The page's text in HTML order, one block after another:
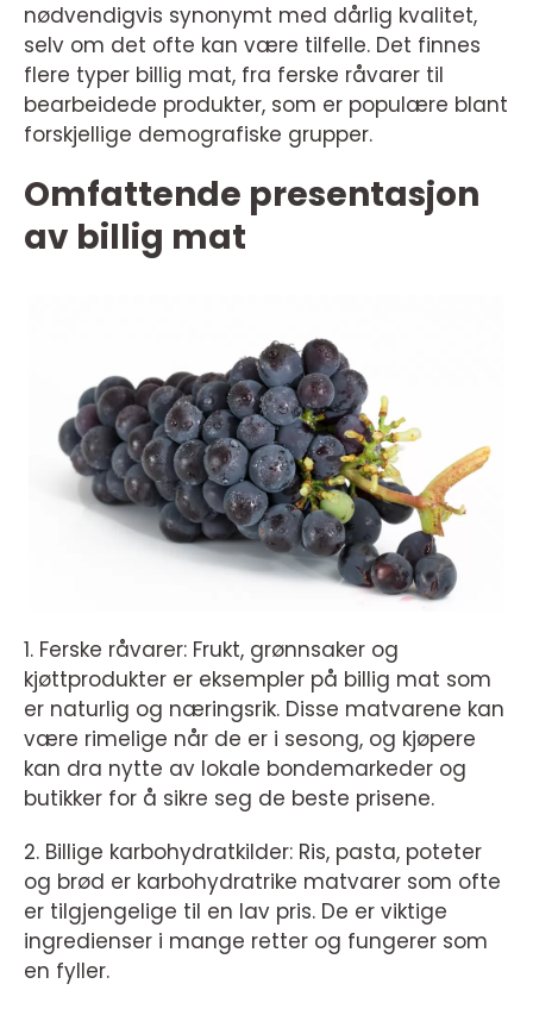
nødvendigvis synonymt med dårlig kvalitet,
selv om det ofte kan være tilfelle. Det finnes
flere typer billig mat, fra ferske råvarer til
bearbeidede produkter, som er populære blant
forskjellige demografiske grupper.
Omfattende presentasjon
av billig mat
1. Ferske råvarer: Frukt, grønnsaker og
kjøttprodukter er eksempler på billig mat som
er naturlig og næringsrik. Disse matvarene kan
være rimelige når de er i sesong, og kjøpere
kan dra nytte av lokale bondemarkeder og
butikker for å sikre seg de beste prisene.
2. Billige karbohydratkilder: Ris, pasta, poteter
og brød er karbohydratrike matvarer som ofte
er tilgjengelige til en lav pris. De er viktige
ingredienser i mange retter og fungerer som
en fyller.